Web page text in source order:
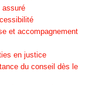
assuré
et accompagnement
en justice
du conseil dès le